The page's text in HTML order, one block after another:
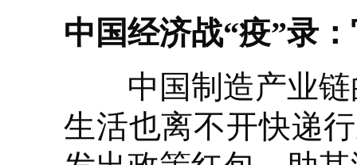
中国经济战“疫”录
中国制造产业链
生活也离不开快递